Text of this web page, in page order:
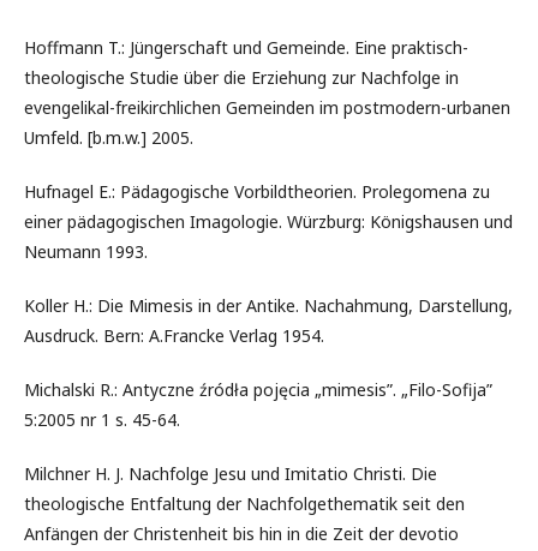
Hoffmann T.: Jüngerschaft und Gemeinde. Eine praktisch-
theologische Studie über die Erziehung zur Nachfolge in
evengelikal-freikirchlichen Gemeinden im postmodern-urbanen
Umfeld. [b.m.w.] 2005.
Hufnagel E.: Pädagogische Vorbildtheorien. Prolegomena zu
einer pädagogischen Imagologie. Würzburg: Königshausen und
Neumann 1993.
Koller H.: Die Mimesis in der Antike. Nachahmung, Darstellung,
Ausdruck. Bern: A.Francke Verlag 1954.
Michalski R.: Antyczne źródła pojęcia „mimesis”. „Filo-Sofija”
5:2005 nr 1 s. 45-64.
Milchner H. J. Nachfolge Jesu und Imitatio Christi. Die
theologische Entfaltung der Nachfolgethematik seit den
Anfängen der Christenheit bis hin in die Zeit der devotio